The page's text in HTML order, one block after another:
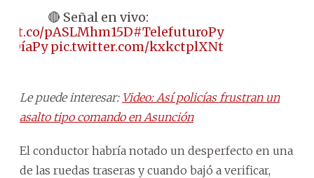
🔴 Señal en vivo:
t.co/pASLMhm15D#TelefuturoPy
pic.twitter.com/kxkctplXNt
Le puede interesar: Video: Así policías frustran un
asalto tipo comando en Asunción
El conductor habría notado un desperfecto en una
de las ruedas traseras y cuando bajó a verificar,